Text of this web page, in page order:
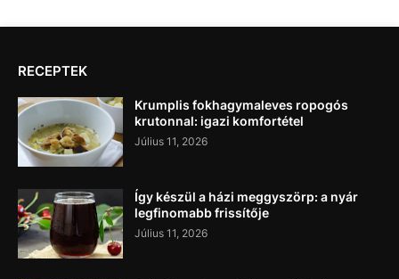
RECEPTEK
Krumplis fokhagymaleves ropogós
krutonnal: igazi komfortétel
Július 11, 2026
Így készül a házi meggyszörp: a nyár
legfinomabb frissítője
Július 11, 2026